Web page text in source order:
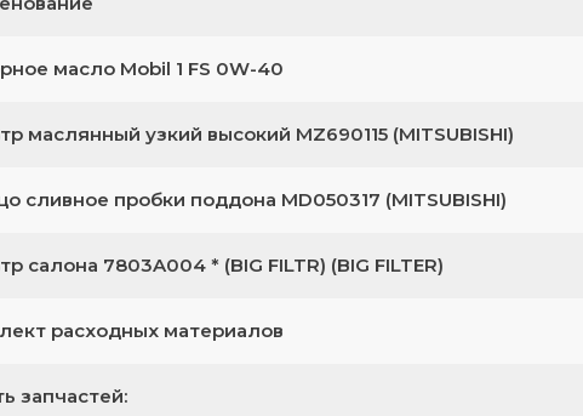
масло Mobil 1 FS 0W-40
маслянный узкий высокий MZ690115 (MITSUBISHI)
сливное пробки поддона MD050317 (MITSUBISHI)
салона 7803A004 * (BIG FILTR) (BIG FILTER)
расходных материалов
запчастей: